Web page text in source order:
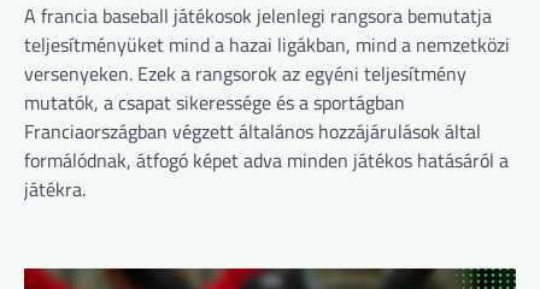
A francia baseball játékosok jelenlegi rangsora bemutatja
teljesítményüket mind a hazai ligákban, mind a nemzetközi
versenyeken. Ezek a rangsorok az egyéni teljesítmény
mutatók, a csapat sikeressége és a sportágban
Franciaországban végzett általános hozzájárulások által
formálódnak, átfogó képet adva minden játékos hatásáról a
játékra.